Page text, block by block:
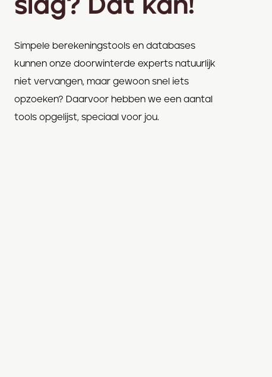
slag? Dat kan!
Simpele berekeningstools en databases
kunnen onze doorwinterde experts natuurlijk
niet vervangen, maar gewoon snel iets
opzoeken? Daarvoor hebben we een aantal
tools opgelijst, speciaal voor jou.